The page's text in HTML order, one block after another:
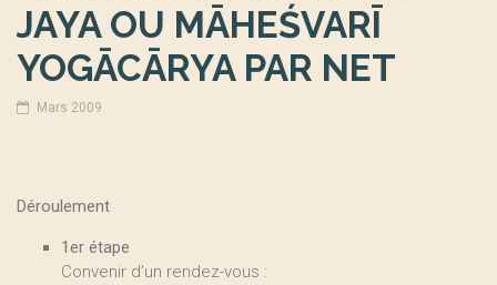
JAYA OU MĀHEŚVARĪ
YOGĀCĀRYA PAR NET
Mars 2009
Déroulement
1er étape
Convenir d’un rendez-vous :